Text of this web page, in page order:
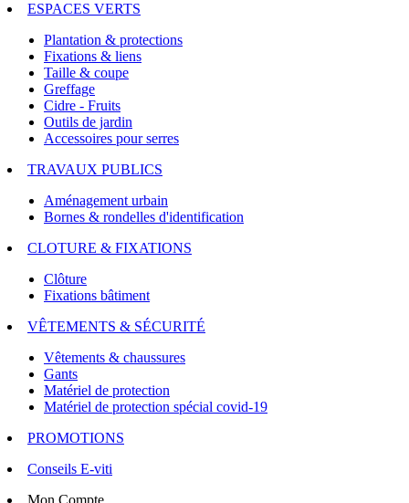
ESPACES VERTS
Plantation & protections
Fixations & liens
Taille & coupe
Greffage
Cidre - Fruits
Outils de jardin
Accessoires pour serres
TRAVAUX PUBLICS
Aménagement urbain
Bornes & rondelles d'identification
CLOTURE & FIXATIONS
Clôture
Fixations bâtiment
VÊTEMENTS & SÉCURITÉ
Vêtements & chaussures
Gants
Matériel de protection
Matériel de protection spécial covid-19
PROMOTIONS
Conseils E-viti
Mon Compte